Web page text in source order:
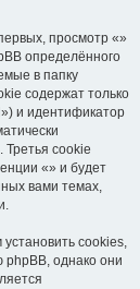
просмотр «»
определённого
в папку
содержат только
и идентификатор
cookie
«» и будет
вами темах,
cookies,
однако они